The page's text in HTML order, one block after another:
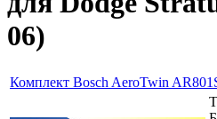
06)
Комплект Bosch AeroTwin